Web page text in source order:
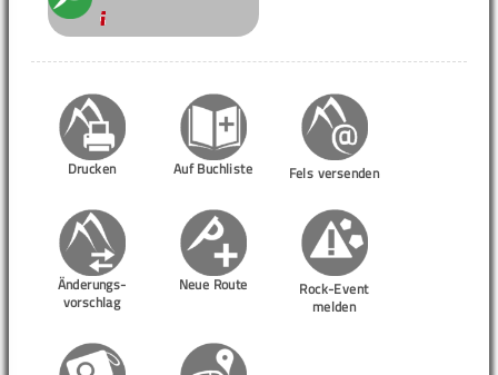
Drucken Auf Buchliste Fels versenden
Änderungs-
vorschlag
Neue Route
Rock-Event
melden